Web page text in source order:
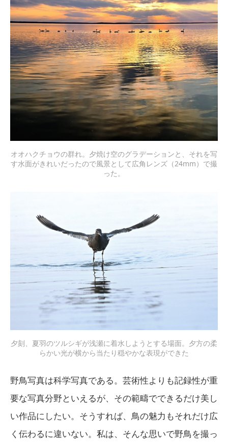
オオハクチョウの群れ。夕焼け空のグラデーションと、それを写
す水面がきれいだったので風景として広角レンズ（24mm）で撮
った。
夕刻、夏羽のツルシギが浅瀬に着水しようとする場面。夕方の柔
らかい光が横から当たり穏やかな表現ができた
野鳥写真は科学写真である。芸術性よりも記録性が重
要な写真分野といえるが、その範疇でできるだけ美し
い作品にしたい。そうすれば、鳥の魅力もそれだけ広
く伝わるに違いない。私は、そんな思いで野鳥を撮っ